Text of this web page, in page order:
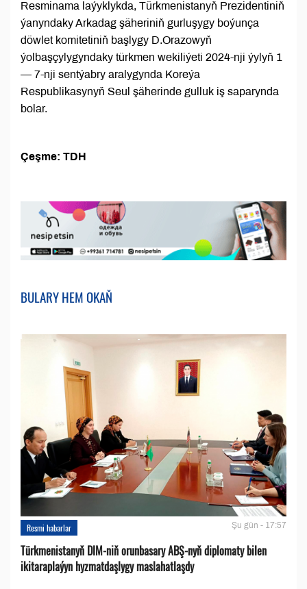
Resminama laýyklykda, Türkmenistanyň Prezidentiniň
ýanyndaky Arkadag şäheriniň gurluşygy boýunça
döwlet komitetiniň başlygy D.Orazowyň
ýolbaşçylygyndaky türkmen wekiliýeti 2024-nji ýylyň 1
— 7-nji sentýabry aralygynda Koreýa
Respublikasynyň Seul şäherinde gulluk iş saparynda
bolar.
Çeşme: TDH
BULARY HEM OKAŇ
Resmi habarlar Şu gün - 17:57
Türkmenistanyň DIM-niň orunbasary ABŞ-nyň diplomaty bilen
ikitaraplaýyn hyzmatdaşlygy maslahatlaşdy